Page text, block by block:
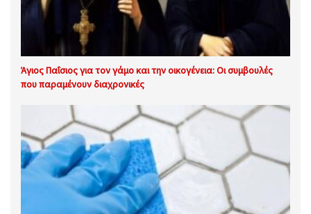
Άγιος Παΐσιος για τον γάμο και την οικογένεια: Οι συμβουλές
που παραμένουν διαχρονικές